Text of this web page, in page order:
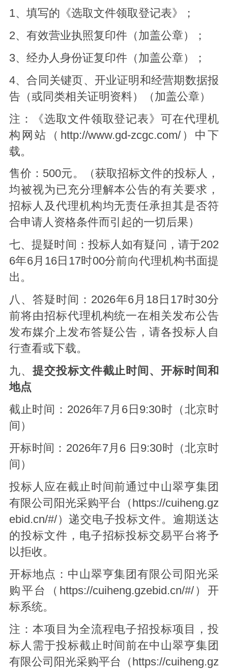
1、填写的《选取文件领取登记表》；
2、有效营业执照复印件（加盖公章）；
3、经办人身份证复印件（加盖公章）；
4、合同关键页、开业证明和经营期数据报
告（或同类相关证明资料）（加盖公章）
注：《选取文件领取登记表》可在代理机
构网站（http://www.gd-zcgc.com/）中下
载。
售价：500元。（获取招标文件的投标人，
均被视为已充分理解本公告的有关要求，
招标人及代理机构均无责任承担其是否符
合申请人资格条件而引起的一切后果）
七、提疑时间：投标人如有疑问，请于202
6年6月16日17时00分前向代理机构书面提
出。
八、答疑时间：2026年6月18日17时30分
前将由招标代理机构统一在相关发布公告
发布媒介上发布答疑公告，请各投标人自
行查看或下载。
九、 提交投标文件截止时间、开标时间和
地点
截止时间：2026年7月6日9:30时（北京时
间）
开标时间：2026年7月6 日9:30时（北京时
间）
投标人应在截止时间前通过中山翠亨集团
有限公司阳光采购平台（https://cuiheng.gz
ebid.cn/#/）递交电子投标文件。逾期送达
的投标文件，电子招标投标交易平台将予
以拒收。
开标地点：中山翠亨集团有限公司阳光采
购平台（https://cuiheng.gzebid.cn/#/）开
标系统。
注：本项目为全流程电子招投标项目，投
标人需于投标截止时间前在中山翠亨集团
有限公司阳光采购平台（https://cuiheng.gz